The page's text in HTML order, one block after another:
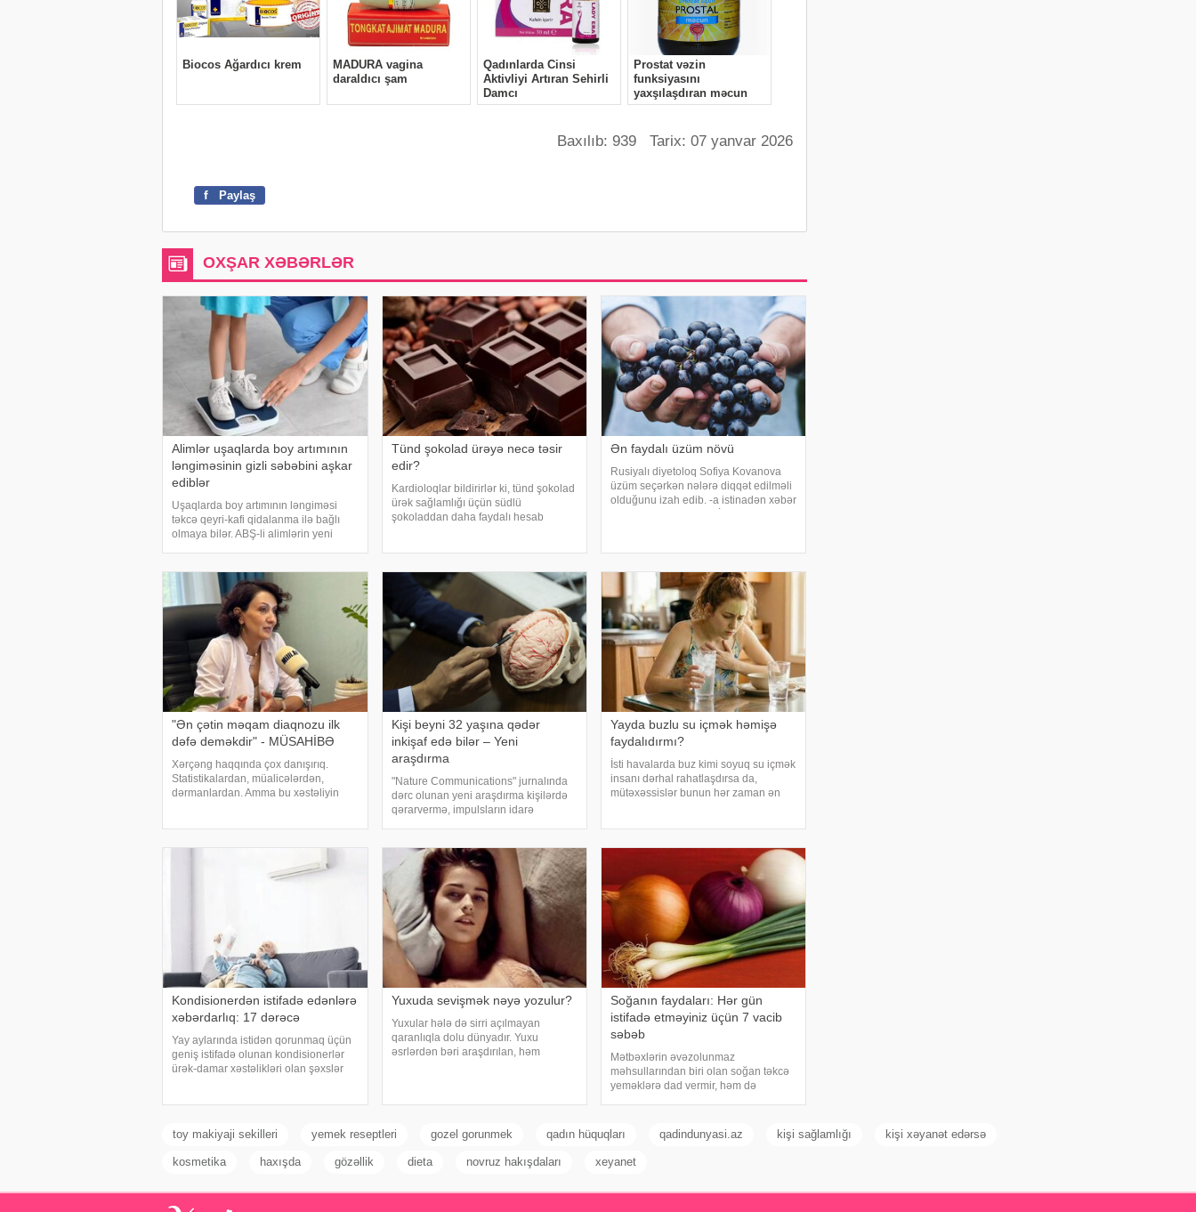
Baxılıb: 939 Tarix: 07 yanvar 2026
f Paylaş
OXŞAR XƏBƏRLƏR
Alimlər uşaqlarda boy artımının
ləngiməsinin gizli səbəbini aşkar
ediblər
Uşaqlarda boy artımının ləngiməsi
təkcə qeyri-kafi qidalanma ilə bağlı
olmaya bilər. ABŞ-li alimlərin yeni
hələ ana bətnində olarkən körpənin
Tünd şokolad ürəyə necə təsir
edir?
Kardioloqlar bildirirlər ki, tünd şokolad
ürək sağlamlığı üçün südlü
şokoladdan daha faydalı hesab
bildirir ki
Ən faydalı üzüm növü
Rusiyalı diyetoloq Sofiya Kovanova
üzüm seçərkən nələrə diqqət edilməli
olduğunu izah edib. -a istinadən xəbər
sortlar
"Ən çətin məqam diaqnozu ilk
dəfə deməkdir" - MÜSAHİBƏ
Xərçəng haqqında çox danışırıq.
Statistikalardan, müalicələrdən,
dərmanlardan. Amma bu xəstəliyin
Elə buna gör
Kişi beyni 32 yaşına qədər
inkişaf edə bilər – Yeni
araşdırma
"Nature Communications" jurnalında
dərc olunan yeni araşdırma kişilərdə
qərarvermə, impulsların idarə
orta hesabla 32 yaşına qədər inkişa
Yayda buzlu su içmək həmişə
faydalıdırmı?
İsti havalarda buz kimi soyuq su içmək
insanı dərhal rahatlaşdırsa da,
mütəxəssislər bunun hər zaman ən
qədə
Kondisionerdən istifadə edənlərə
xəbərdarlıq: 17 dərəcə
Yay aylarında istidən qorunmaq üçün
geniş istifadə olunan kondisionerlər
ürək-damar xəstəlikləri olan şəxslər
Yuxuda sevişmək nəyə yozulur?
Yuxular hələ də sirri açılmayan
qaranlıqla dolu dünyadır. Yuxu
əsrlərdən bəri araşdırılan, həm
yuxular bəzən də cinsəlikl
Soğanın faydaları: Hər gün
istifadə etməyiniz üçün 7 vacib
səbəb
Mətbəxlərin əvəzolunmaz
məhsullarından biri olan soğan təkcə
yeməklərə dad vermir, həm də
vitaminlər, minerallar və
antioksidantlar sayəsində soğa
toy makiyaji sekilleri yemek reseptleri gozel gorunmek qadın hüquqları qadindunyasi.az kişi sağlamlığı kişi xəyanət edərsə
kosmetika haxışda gözəllik dieta novruz hakışdaları xeyanet